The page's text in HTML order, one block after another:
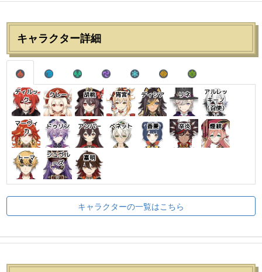
キャラクター詳細
ディルッ
ク
クレー 胡桃 宵宮 ディシア リネ
アルレッ
キーノ
（召使）
マーヴィ
カ
ドゥリン アンバー ベネット 香菱 辛炎 煙緋
トーマ
シュヴル
ーズ
嘉明
キャラクターの一覧はこちら